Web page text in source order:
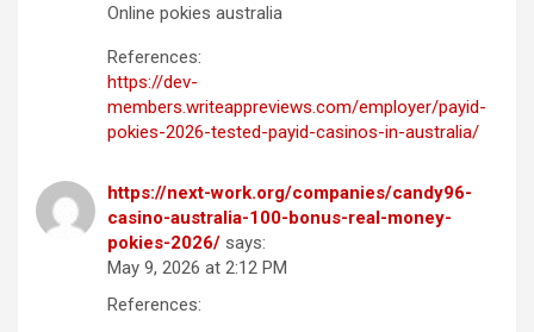
Online pokies australia
References:
https://dev-
members.writeappreviews.com/employer/payid-
pokies-2026-tested-payid-casinos-in-australia/
https://next-work.org/companies/candy96-
casino-australia-100-bonus-real-money-
pokies-2026/ says:
May 9, 2026 at 2:12 PM
References: